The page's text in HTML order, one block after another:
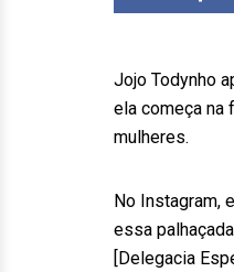
Jojo Todynho
ela começa na
mulheres.
No Instagram,
essa
[Delegacia